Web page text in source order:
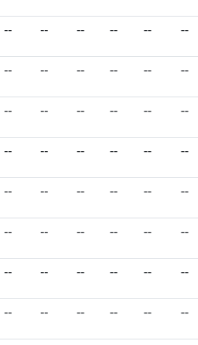
-- -- -- -- -- --
-- -- -- -- -- --
-- -- -- -- -- --
-- -- -- -- -- --
-- -- -- -- -- --
-- -- -- -- -- --
-- -- -- -- -- --
-- -- -- -- -- --